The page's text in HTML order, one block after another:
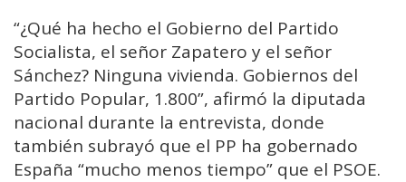
“¿Qué ha hecho el Gobierno del Partido
Socialista, el señor Zapatero y el señor
Sánchez? Ninguna vivienda. Gobiernos del
Partido Popular, 1.800”, afirmó la diputada
nacional durante la entrevista, donde
también subrayó que el PP ha gobernado
España “mucho menos tiempo” que el PSOE.